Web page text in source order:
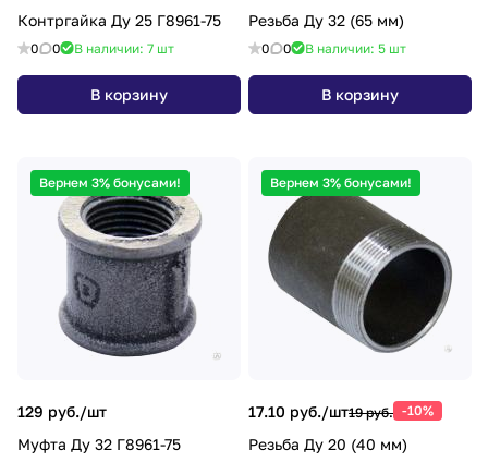
Контргайка Ду 25 Г8961-75
0 0 В наличии: 7 шт
В корзину
Резьба Ду 32 (65 мм)
0 0 В наличии: 5 шт
В корзину
Вернем 3% бонусами!
129 руб./шт
Муфта Ду 32 Г8961-75
Вернем 3% бонусами!
17.10 руб./шт19 руб. -10%
Резьба Ду 20 (40 мм)